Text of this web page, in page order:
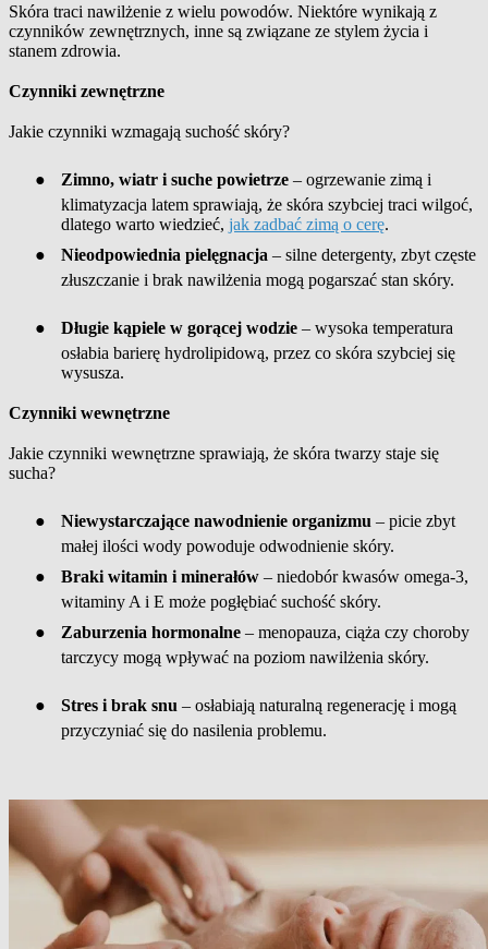
Skóra traci nawilżenie z wielu powodów. Niektóre wynikają z
czynników zewnętrznych, inne są związane ze stylem życia i
stanem zdrowia.
Czynniki zewnętrzne
Jakie czynniki wzmagają suchość skóry?
● Zimno, wiatr i suche powietrze – ogrzewanie zimą i
klimatyzacja latem sprawiają, że skóra szybciej traci wilgoć,
dlatego warto wiedzieć, jak zadbać zimą o cerę.
● Nieodpowiednia pielęgnacja – silne detergenty, zbyt częste
złuszczanie i brak nawilżenia mogą pogarszać stan skóry.
● Długie kąpiele w gorącej wodzie – wysoka temperatura
osłabia barierę hydrolipidową, przez co skóra szybciej się
wysusza.
Czynniki wewnętrzne
Jakie czynniki wewnętrzne sprawiają, że skóra twarzy staje się
sucha?
● Niewystarczające nawodnienie organizmu – picie zbyt
małej ilości wody powoduje odwodnienie skóry.
● Braki witamin i minerałów – niedobór kwasów omega-3,
witaminy A i E może pogłębiać suchość skóry.
● Zaburzenia hormonalne – menopauza, ciąża czy choroby
tarczycy mogą wpływać na poziom nawilżenia skóry.
● Stres i brak snu – osłabiają naturalną regenerację i mogą
przyczyniać się do nasilenia problemu.